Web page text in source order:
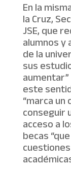
En la
la Cruz,
JSE, que
alumnos y
de la
sus
este
“marca un
conseguir
acceso a
becas